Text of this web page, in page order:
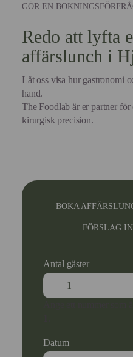
GÖR EN
Redo att lyfta
affärslunch i
Låt oss visa hur gastronomi
hand.
The Foodlab är er partner
kirurgisk precision.
BOKA
FÖRSLAG
Antal gäster
Datum